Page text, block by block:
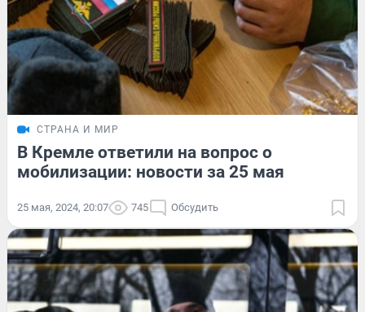
СТРАНА И МИР
В Кремле ответили на вопрос о
мобилизации: новости за 25 мая
25 мая, 2024, 20:07 745 Обсудить